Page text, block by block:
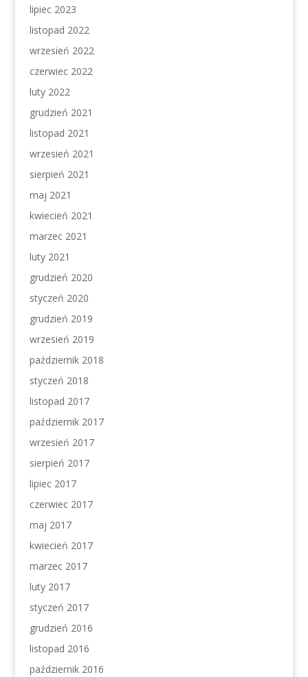
lipiec 2023
listopad 2022
wrzesień 2022
czerwiec 2022
luty 2022
grudzień 2021
listopad 2021
wrzesień 2021
sierpień 2021
maj 2021
kwiecień 2021
marzec 2021
luty 2021
grudzień 2020
styczeń 2020
grudzień 2019
wrzesień 2019
październik 2018
styczeń 2018
listopad 2017
październik 2017
wrzesień 2017
sierpień 2017
lipiec 2017
czerwiec 2017
maj 2017
kwiecień 2017
marzec 2017
luty 2017
styczeń 2017
grudzień 2016
listopad 2016
październik 2016